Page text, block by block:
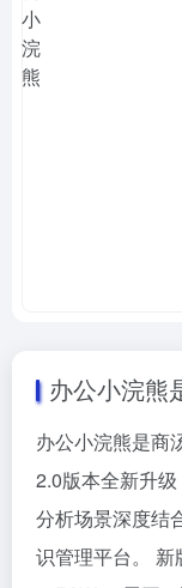
办公小浣熊
办公小浣熊是商
2.0版本全新升
分析场景深度结
识管理平台。 新